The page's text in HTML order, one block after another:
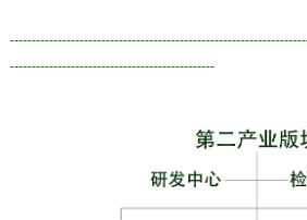
-----------------------------------------------